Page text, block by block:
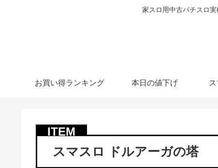
家スロ用中古パチスロ
お買い得ランキング 本日の値下げ
スマスロ ドルアーガの塔